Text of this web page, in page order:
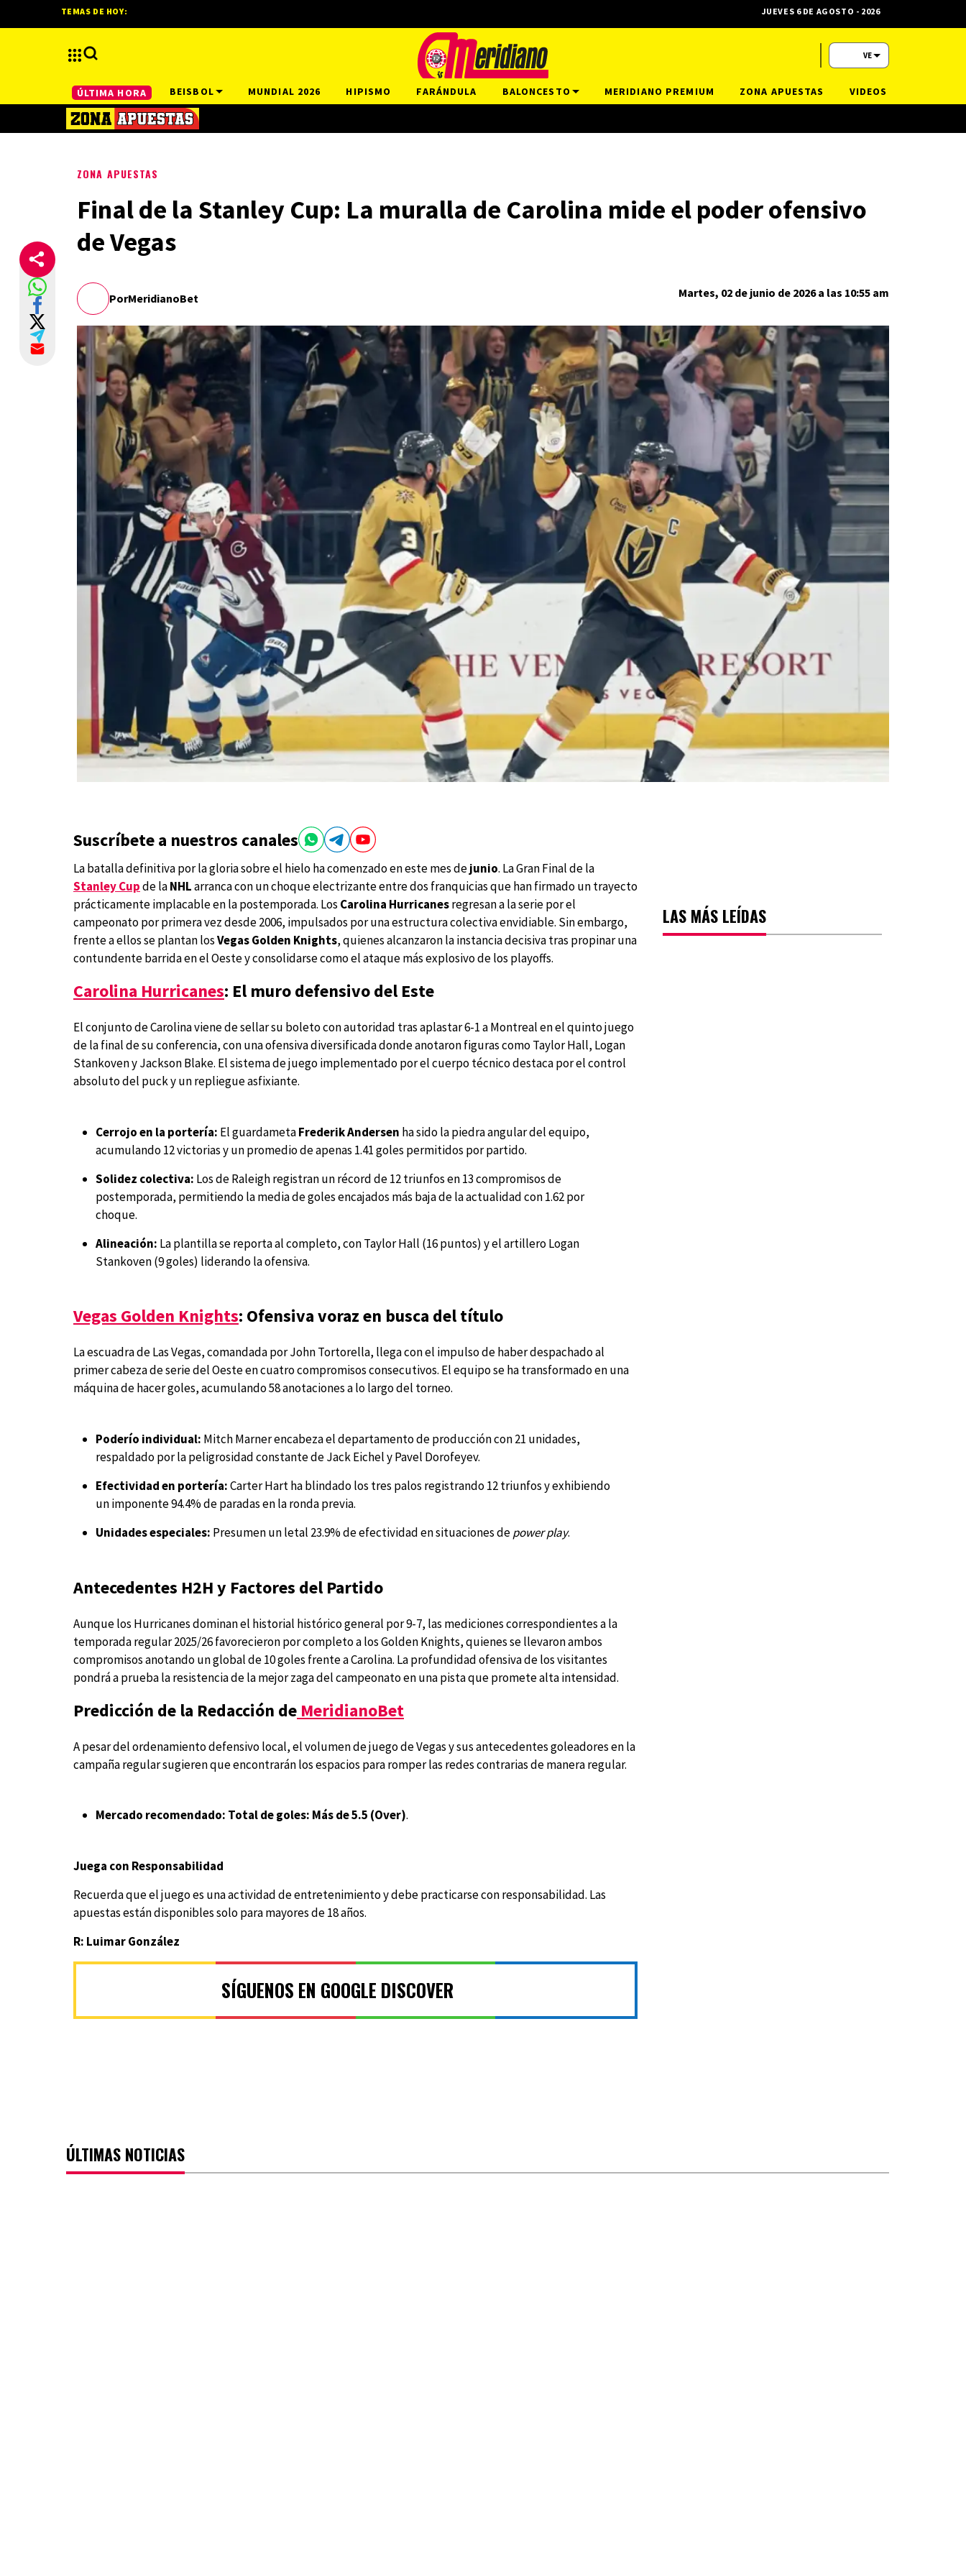
ZONA APUESTAS
Final de la Stanley Cup: La muralla de Carolina mide el poder ofensivo
de Vegas
PorMeridianoBet Martes, 02 de junio de 2026 a las 10:55 am
Suscríbete a nuestros canales
La batalla definitiva por la gloria sobre el hielo ha comenzado en este mes dejunio. La Gran Final de la
Stanley Cupde laNHLarranca con un choque electrizante entre dos franquicias que han firmado un trayecto
prácticamente implacable en la postemporada. Los Carolina Hurricanesregresan a la serie por el
campeonato por primera vez desde 2006, impulsados por una estructura colectiva envidiable. Sin embargo,
frente a ellos se plantan losVegas Golden Knights, quienes alcanzaron la instancia decisiva tras propinar una
contundente barrida en el Oeste y consolidarse como el ataque más explosivo de los playoffs.
Carolina Hurricanes: El muro defensivo del Este
El conjunto de Carolina viene de sellar su boleto con autoridad tras aplastar 6-1 a Montreal en el quinto juego
de la final de su conferencia, con una ofensiva diversificada donde anotaron figuras como Taylor Hall, Logan
Stankoven y Jackson Blake. El sistema de juego implementado por el cuerpo técnico destaca por el control
absoluto del puck y un repliegue asfixiante.
Cerrojo en la portería: El guardametaFrederik Andersen ha sido la piedra angular del equipo,
acumulando 12 victorias y un promedio de apenas 1.41 goles permitidos por partido.
Solidez colectiva: Los de Raleigh registran un récord de 12 triunfos en 13 compromisos de
postemporada, permitiendo la media de goles encajados más baja de la actualidad con 1.62 por
choque.
Alineación: La plantilla se reporta al completo, con Taylor Hall (16 puntos) y el artillero Logan
Stankoven (9 goles) liderando la ofensiva.
Vegas Golden Knights: Ofensiva voraz en busca del título
La escuadra de Las Vegas, comandada por John Tortorella, llega con el impulso de haber despachado al
primer cabeza de serie del Oeste en cuatro compromisos consecutivos. El equipo se ha transformado en una
máquina de hacer goles, acumulando 58 anotaciones a lo largo del torneo.
Poderío individual: Mitch Marner encabeza el departamento de producción con 21 unidades,
respaldado por la peligrosidad constante de Jack Eichel y Pavel Dorofeyev.
Efectividad en portería:Carter Hart ha blindado los tres palos registrando 12 triunfos y exhibiendo
un imponente 94.4% de paradas en la ronda previa.
Unidades especiales: Presumen un letal 23.9% de efectividad en situaciones depower play.
Antecedentes H2H y Factores del Partido
Aunque los Hurricanes dominan el historial histórico general por 9-7, las mediciones correspondientes a la
temporada regular 2025/26 favorecieron por completo a los Golden Knights, quienes se llevaron ambos
compromisos anotando un global de 10 goles frente a Carolina. La profundidad ofensiva de los visitantes
pondrá a prueba la resistencia de la mejor zaga del campeonato en una pista que promete alta intensidad.
Predicción de la Redacción de MeridianoBet
A pesar del ordenamiento defensivo local, el volumen de juego de Vegas y sus antecedentes goleadores en la
campaña regular sugieren que encontrarán los espacios para romper las redes contrarias de manera regular.
Mercado recomendado: Total de goles: Más de 5.5 (Over).
Juega con Responsabilidad
Recuerda que el juego es una actividad de entretenimiento y debe practicarse con responsabilidad. Las
apuestas están disponibles solo para mayores de 18 años.
R: Luimar González
SÍGUENOS EN GOOGLE DISCOVER
LAS MÁS LEÍDAS
ÚLTIMAS NOTICIAS
TEMAS DE HOY: JUEVES 6 DE AGOSTO - 2026
VE
ÚLTIMA HORA BEISBOL MUNDIAL 2026 HIPISMO FARÁNDULA BALONCESTO MERIDIANO PREMIUM ZONA APUESTAS VIDEOS